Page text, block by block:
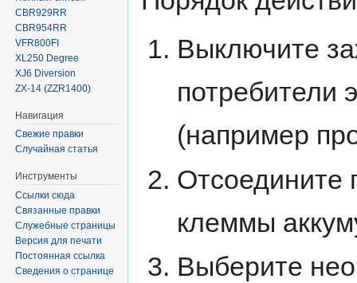
Выключите
потребители
(например
Отсоедините
клеммы
Выберите
CBR929RR
CBR954RR
VFR800FI
XL250 Degree
XJ6 Diversion
ZX-14 (ZZR1400)
Навигация
Свежие правки
Случайная статья
Инструменты
Ссылки сюда
Связанные правки
Служебные страницы
Версия для печати
Постоянная ссылка
Сведения о странице